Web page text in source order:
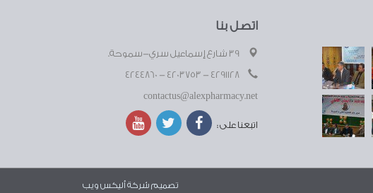
اتصل بنا
contactus@alexpharmacy.net
اتبعنا على :
تصميم شركةأليكس ويب